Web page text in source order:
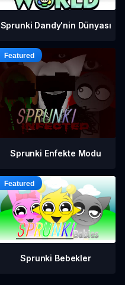
Sprunki Dandy'nin Dünyası
Sprunki Enfekte Modu
Sprunki Bebekler